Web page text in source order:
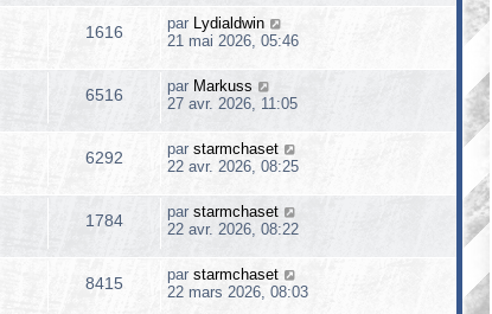
1616 par Lydialdwin
21 mai 2026, 05:46
6516 par Markuss
27 avr. 2026, 11:05
6292 par starmchaset
22 avr. 2026, 08:25
1784 par starmchaset
22 avr. 2026, 08:22
8415 par starmchaset
22 mars 2026, 08:03